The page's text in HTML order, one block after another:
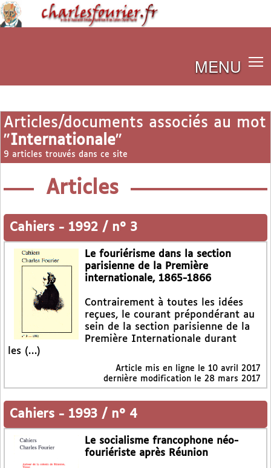
MENU
Articles/documents associés au mot
"Internationale"
9 articles trouvés dans ce site
Articles
Cahiers - 1992 / n° 3
Le fouriérisme dans la section
parisienne de la Première
internationale, 1865-1866
Contrairement à toutes les idées
reçues, le courant prépondérant au
sein de la section parisienne de la
Première Internationale durant
les (…)
Article mis en ligne le 10 avril 2017
dernière modification le 28 mars 2017
Cahiers - 1993 / n° 4
Le socialisme francophone néo-
fouriériste après Réunion